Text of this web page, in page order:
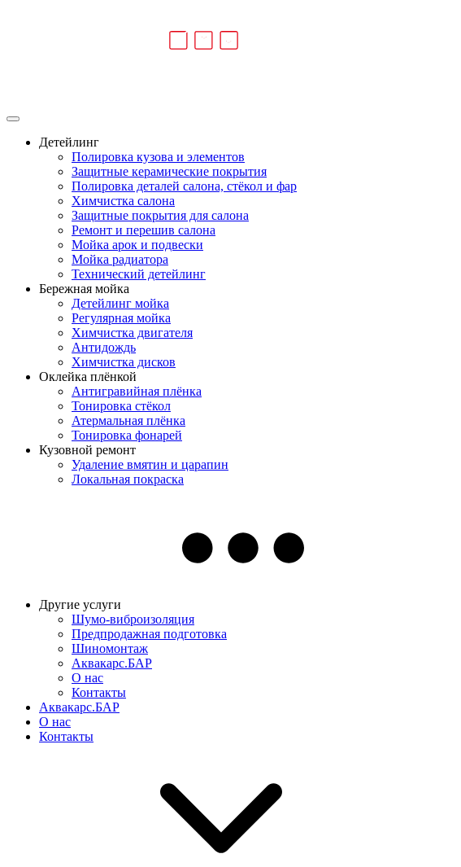
Детейлинг
Полировка кузова и элементов
Защитные керамические покрытия
Полировка деталей салона, стёкол и фар
Химчистка салона
Защитные покрытия для салона
Ремонт и перешив салона
Мойка арок и подвески
Мойка радиатора
Технический детейлинг
Бережная мойка
Детейлинг мойка
Регулярная мойка
Химчистка двигателя
Антидождь
Химчистка дисков
Оклейка плёнкой
Антигравийная плёнка
Тонировка стёкол
Атермальная плёнка
Тонировка фонарей
Кузовной ремонт
Удаление вмятин и царапин
Локальная покраска
Другие услуги
Шумо-виброизоляция
Предпродажная подготовка
Шиномонтаж
Аквакарс.БАР
О нас
Контакты
Аквакарс.БАР
О нас
Контакты